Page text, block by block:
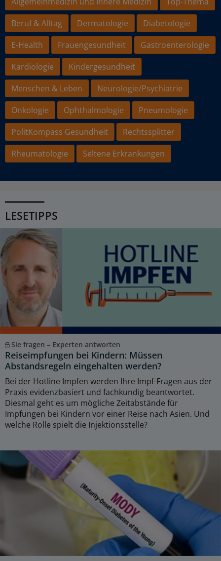
Beruf & Alltag
Dermatologie
Diabetologie
E-Health
Frauengesundheit
Gastroenterologie
Kardiologie
Kindergesundheit
Menschen & Leben
Neurologie/Psychiatrie
Onkologie
Ophthalmologie
Pneumologie
PolitKompass Gesundheit
Rechtssplitter
Rheumatologie
Seltene Erkrankungen
LESETIPPS
Sie fragen – Experten antworten
Reiseimpfungen bei Kindern: Müssen
Abstandsregeln eingehalten werden?
Bei der Hotline Impfen werden Ihre Impf-Fragen aus der
Praxis evidenzbasiert und fachkundig beantwortet.
Diesmal geht es um mögliche Zeitabstände für
Impfungen bei Kindern vor einer Reise nach Asien. Und
welche Rolle spielt die Injektionsstelle?